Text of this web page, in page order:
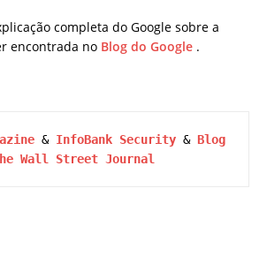
completa do Google sobre a
encontrada no Blog do Google .
& InfoBank Security & Blog
Wall Street Journal